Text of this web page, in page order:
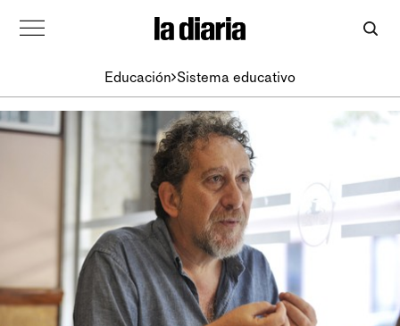
Educación Sistema educativo